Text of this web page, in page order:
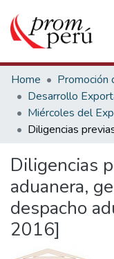
Communities &
All of DSpace
Statistics
Estadísticas Externas
Home
Desarrollo
Miércoles del
Diligencias
aduanera,
despacho
2016]